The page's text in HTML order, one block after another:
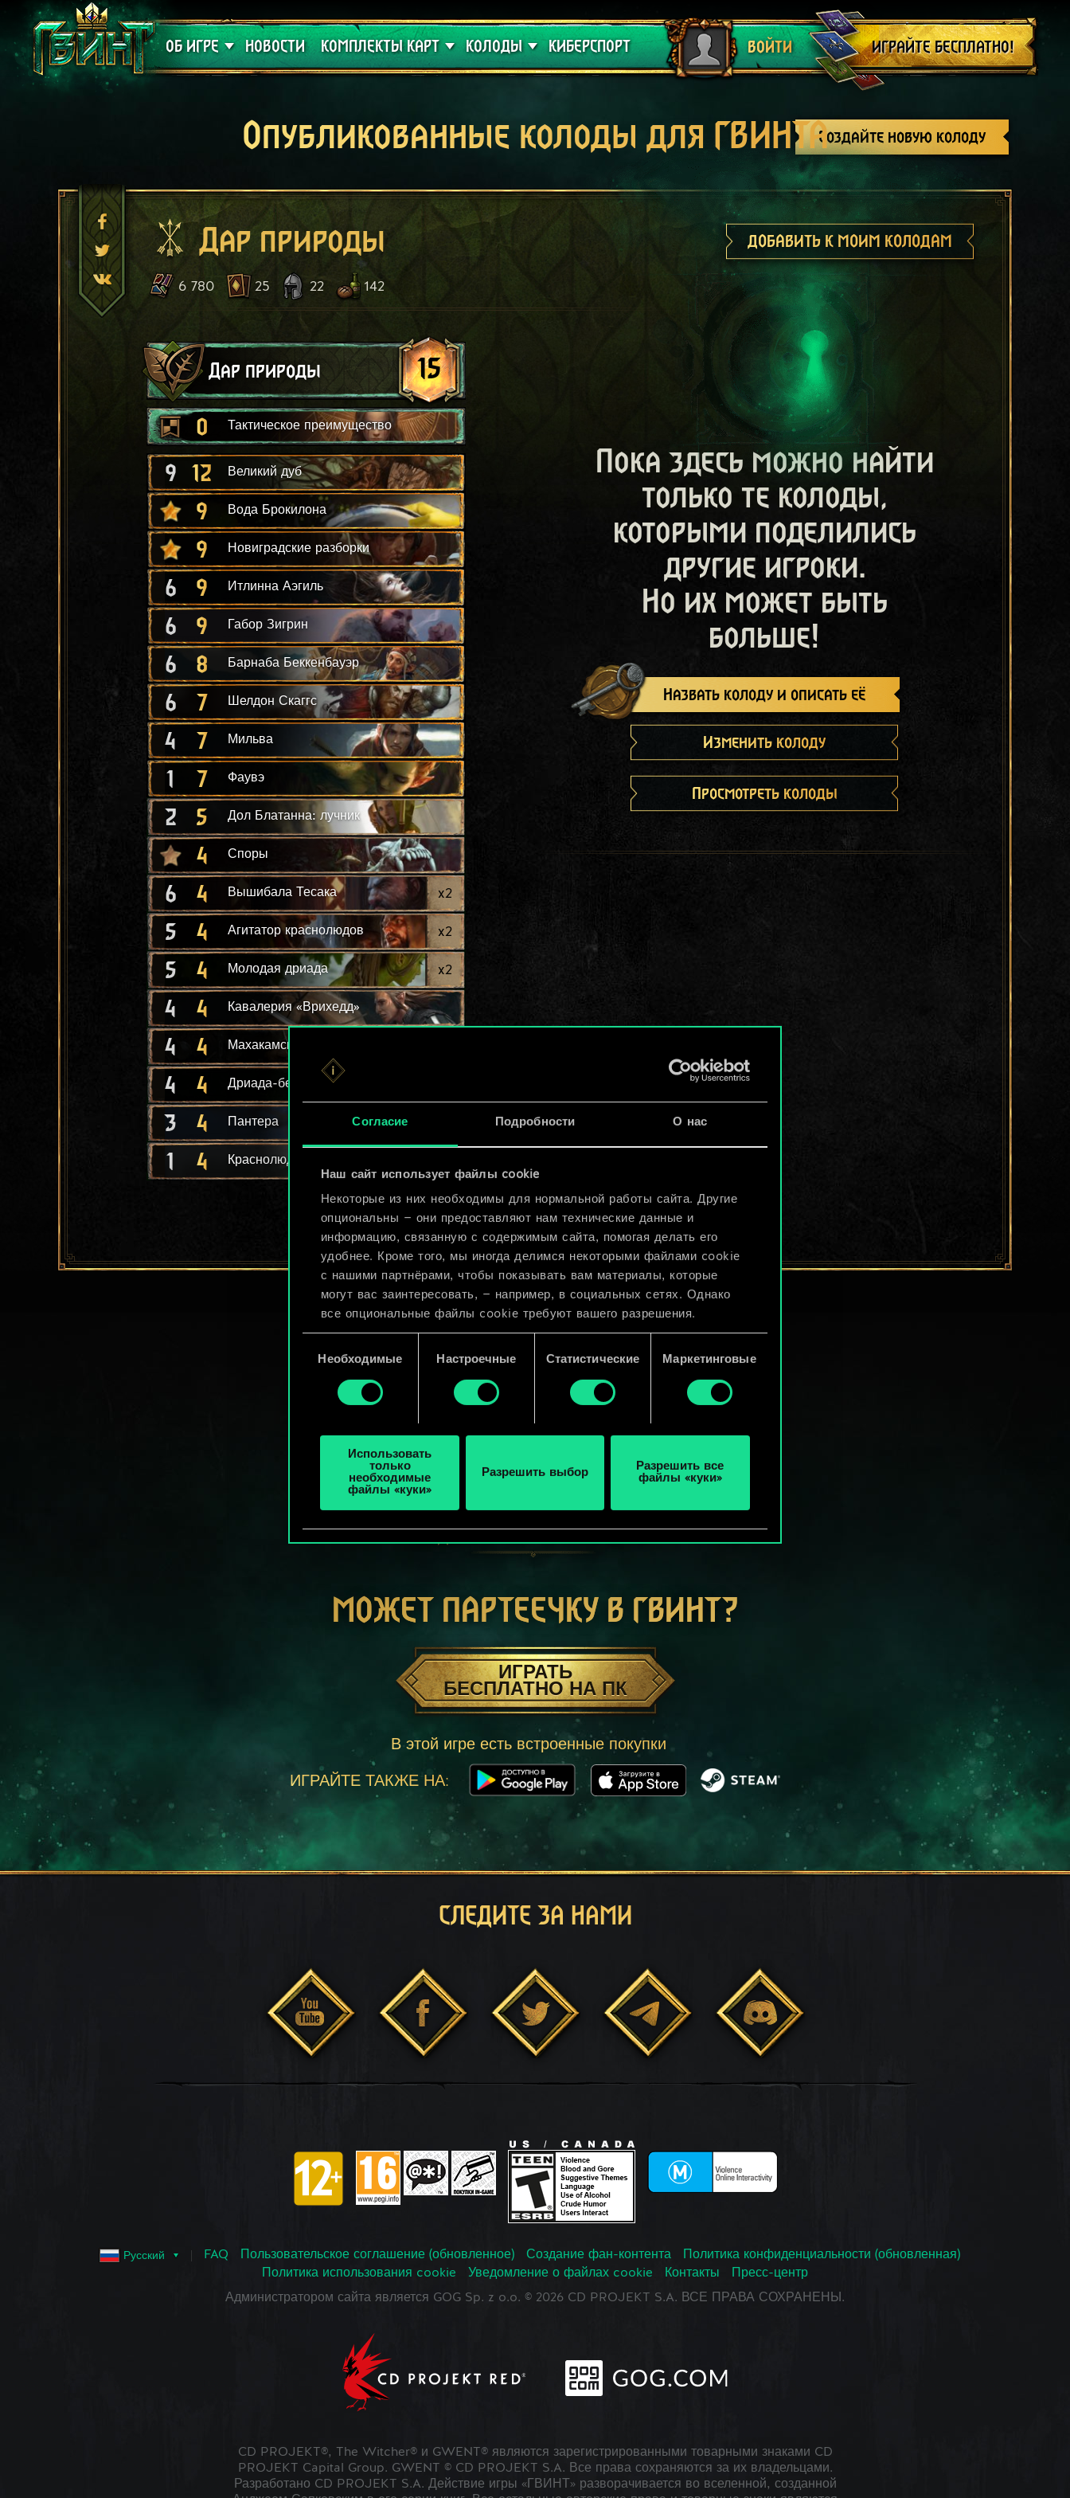
Согласие Подробности О нас
Наш сайт использует файлы cookie
Некоторые из них необходимы для нормальной работы сайта. Другие
опциональны — они предоставляют нам технические данные и
информацию, связанную с содержимым сайта, помогая делать его
удобнее. Кроме того, мы иногда делимся некоторыми файлами cookie
с нашими партнёрами, чтобы показывать вам материалы, которые
могут вас заинтересовать, — например, в социальных сетях. Однако
все опциональные файлы cookie требуют вашего разрешения.
Найти подробную информацию о том, как мы используем ваши файлы
«Настройки» ниже.
согласия
Необходимые Настроечные Статистические Маркетинговые
Использовать
только
необходимые
файлы «куки»
Разрешить выбор
Разрешить все
файлы «куки»
ОБ ИГРЕ
Поддержка
НОВОСТИ КОМПЛЕКТЫ КАРТ
Алое проклятие
КОЛОДЫ
Гайды
КИБЕРСПОРТ ВОЙТИ
Выйти
ИГРАЙТЕ БЕСПЛАТНО!
Создайте новую колоду
Опубликованные колоды для ГВИНТА
Дар природы ДОБАВИТЬ К МОИМ КОЛОДАМ
6 780 25 22 142
Дар природы 15
0 Тактическое преимущество
9 12 Великий дуб
9 Вода Брокилона
9 Новиградские разборки
6 9 Итлинна Аэгиль
6 9 Габор Зигрин
6 8 Барнаба Беккенбауэр
6 7 Шелдон Скаггс
4 7 Мильва
1 7 Фаувэ
2 5 Дол Блатанна: лучник
4 Споры
6 4 Вышибала Тесака x2
5 4 Агитатор краснолюдов x2
5 4 Молодая дриада x2
4 4 Кавалерия «Врихедд»
4 4 Махакамская рать
4 4 Дриада-берегиня
3 4 Пантера
1 4 Краснолюд-поединщик
Пока здесь можно найти
только те колоды,
которыми поделились
другие игроки.
Но их может быть
больше!
Назвать колоду и описать её
Изменить колоду
Просмотреть колоды
МОЖЕТ ПАРТЕЕЧКУ В ГВИНТ?
ИГРАТЬ
БЕСПЛАТНО НА ПК
В этой игре есть встроенные покупки
ИГРАЙТЕ ТАКЖЕ НА:
СЛЕДИТЕ ЗА НАМИ
Русский FAQ Пользовательское соглашение (обновленное) Создание фан-контента
Политика конфиденциальности (обновленная)
Политика использования cookie
Уведомление о файлах cookie Контакты
Пресс-центр
Администратором сайта является GOG Sp. z o.o. © 2026 CD PROJEKT S.A. ВСЕ ПРАВА СОХРАНЕНЫ.
CD PROJEKT®, The Witcher® и GWENT® являются зарегистрированными товарными знаками CD
PROJEKT Capital Group. GWENT © CD PROJEKT S.A. Все права сохраняются за их владельцами.
Разработано CD PROJEKT S.A. Действие игры «ГВИНТ» разворачивается во вселенной, созданной